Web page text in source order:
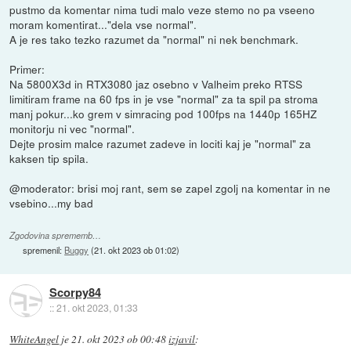
pustmo da komentar nima tudi malo veze stemo no pa vseeno
moram komentirat..."dela vse normal".
A je res tako tezko razumet da "normal" ni nek benchmark.
Primer:
Na 5800X3d in RTX3080 jaz osebno v Valheim preko RTSS
limitiram frame na 60 fps in je vse "normal" za ta spil pa stroma
manj pokur...ko grem v simracing pod 100fps na 1440p 165HZ
monitorju ni vec "normal".
Dejte prosim malce razumet zadeve in lociti kaj je "normal" za
kaksen tip spila.
@moderator: brisi moj rant, sem se zapel zgolj na komentar in ne
vsebino...my bad
Zgodovina sprememb…
spremenil: Buggy (21. okt 2023 ob 01:02)
Scorpy84
::21. okt 2023, 01:33
WhiteAngel je21. okt 2023 ob 00:48izjavil: